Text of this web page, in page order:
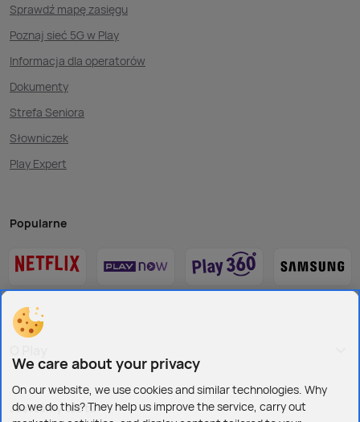
Sprawdź mapę zasięgu
Poznaj sieć 5G w Play
Informacja dla operatorów
Dokumenty
Strefa Seniora
Słowniczek
Play Expert
Popularne
Jesteśmy też tu:
We care about your privacy
On our website, we use cookies and similar technologies. Why
do we do this? They help us improve the service, carry out